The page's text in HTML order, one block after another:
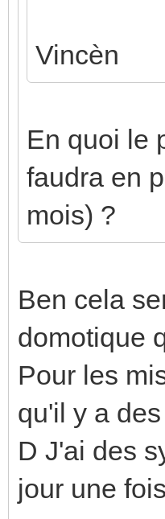
Vincèn
En quoi le
faudra en
mois) ?
Ben cela
domotique
Pour les
qu'il y a
D J'ai des
jour une